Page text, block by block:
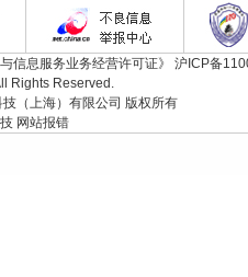
信息服务业务经营许可证》 沪ICP备
Rights Reserved.
（上海）有限公司 版权所有
网站报错